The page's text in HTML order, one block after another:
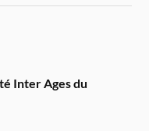
Inter Ages du